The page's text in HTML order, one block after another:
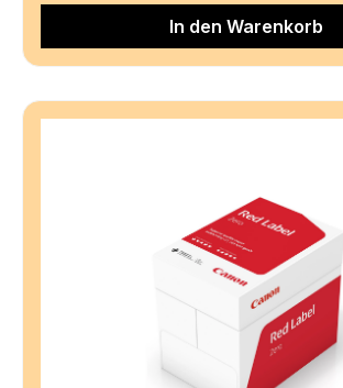
In den Warenkorb